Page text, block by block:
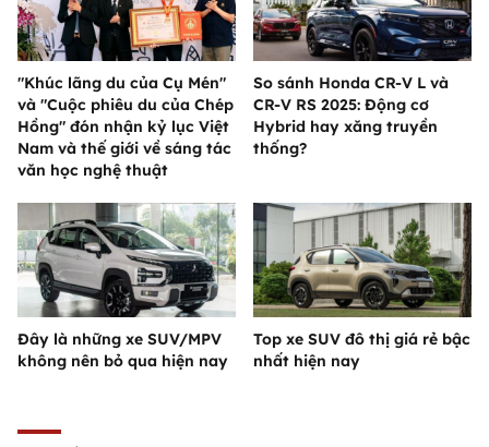
"Khúc lãng du của Cụ Mén"
và "Cuộc phiêu du của Chép
Hồng" đón nhận kỷ lục Việt
Nam và thế giới về sáng tác
văn học nghệ thuật
So sánh Honda CR-V L và
CR-V RS 2025: Động cơ
Hybrid hay xăng truyền
thống?
Đây là những xe SUV/MPV
không nên bỏ qua hiện nay
Top xe SUV đô thị giá rẻ bậc
nhất hiện nay